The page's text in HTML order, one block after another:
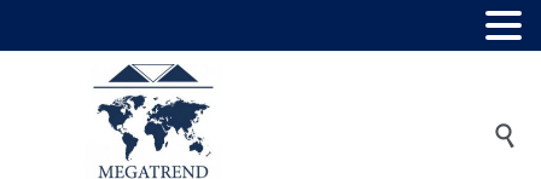
